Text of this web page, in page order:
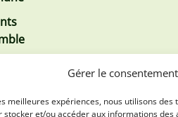
Gérer le consentement
meilleures expériences, nous utilisons des
stocker et/ou accéder aux informations des